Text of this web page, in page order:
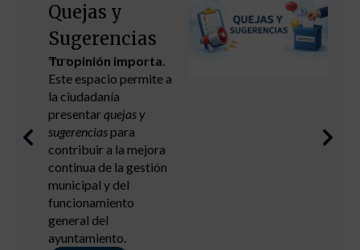
Capacitación
digital
Cursos formativos
Mejora tus
capacidades.
Ver más